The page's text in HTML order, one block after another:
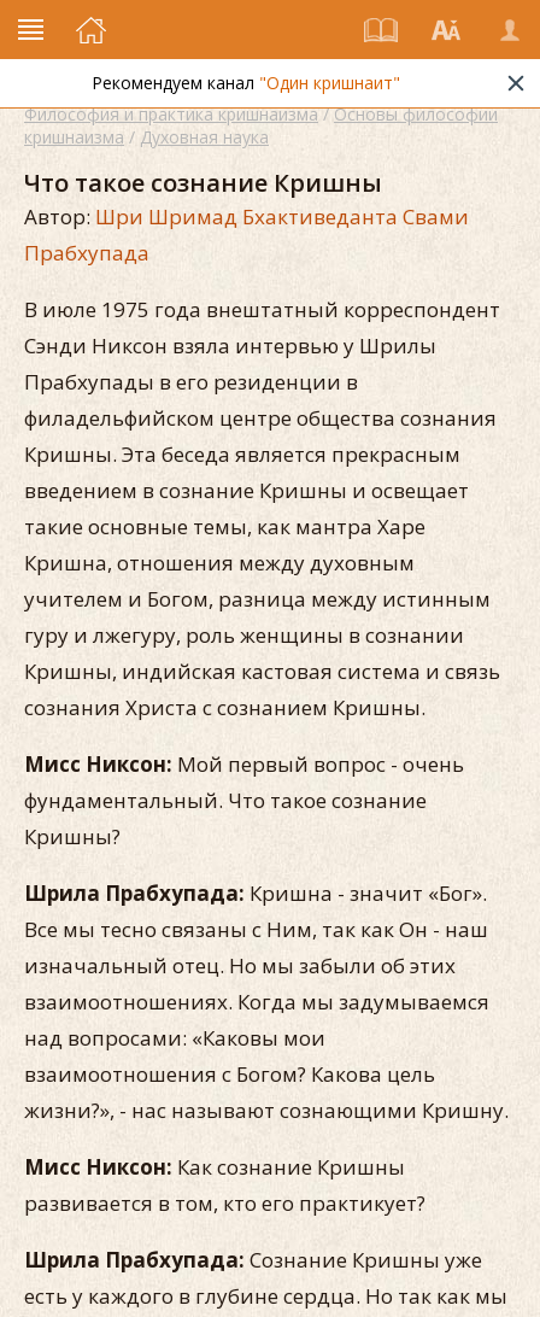
Рекомендуем канал "Один кришнаит"
Философия и практика кришнаизма/Основы философии
кришнаизма / Духовная наука
Что такое сознание Кришны
Автор: Шри Шримад Бхактиведанта Свами
Прабхупада
В июле 1975 года внештатный корреспондент
Сэнди Никсон взяла интервью у Шрилы
Прабхупады в его резиденции в
филадельфийском центре общества сознания
Кришны. Эта беседа является прекрасным
введением в сознание Кришны и освещает
такие основные темы, как мантра Харе
Кришна, отношения между духовным
учителем и Богом, разница между истинным
гуру и лжегуру, роль женщины в сознании
Кришны, индийская кастовая система и связь
сознания Христа с сознанием Кришны.
Мисс Никсон: Мой первый вопрос - очень
фундаментальный. Что такое сознание
Кришны?
Шрила Прабхупада: Кришна - значит «Бог».
Все мы тесно связаны с Ним, так как Он - наш
изначальный отец. Но мы забыли об этих
взаимоотношениях. Когда мы задумываемся
над вопросами: «Каковы мои
взаимоотношения с Богом? Какова цель
жизни?», - нас называют сознающими Кришну.
Мисс Никсон: Как сознание Кришны
развивается в том, кто его практикует?
Шрила Прабхупада: Сознание Кришны уже
есть у каждого в глубине сердца. Но так как мы